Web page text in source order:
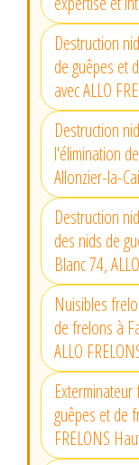
Destruction
de guêpes et
avec ALLO
Destruction
l'élimination
Allonzier-la-
Destruction
des nids de
Blanc 74,
Nuisibles
de frelons à
ALLO
guêpes et de
FRELONS